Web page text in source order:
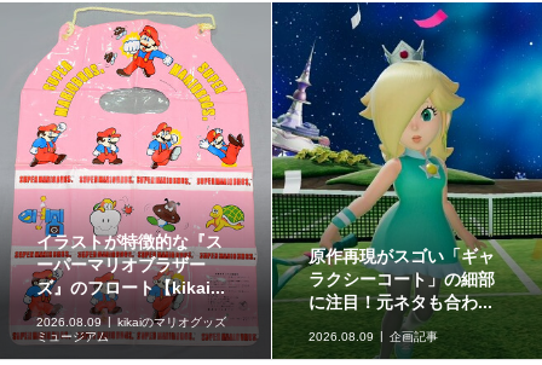
今からでも楽しめる！
『マリオカート ツアー』
の魅力と遊び方
2026.08.08 企画記事
長さ30cmの可動式プラモ
「ポケモンプラモコレク
ション セレクトシリー...
2026.08.08 グッズ情報